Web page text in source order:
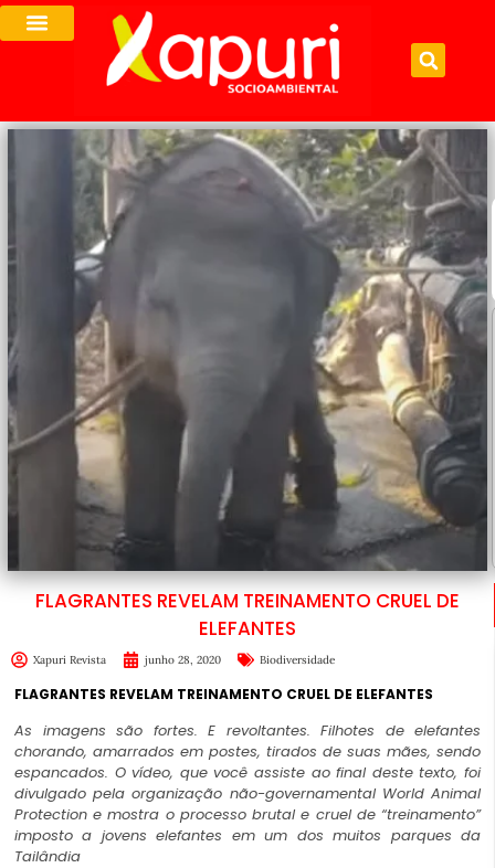
FLAGRANTES REVELAM TREINAMENTO CRUEL DE
ELEFANTES
Xapuri Revista junho 28, 2020 Biodiversidade
FLAGRANTES REVELAM TREINAMENTO CRUEL DE ELEFANTES
As imagens são fortes. E revoltantes. Filhotes de elefantes
chorando, amarrados em postes, tirados de suas mães, sendo
espancados. O vídeo, que você assiste ao final deste texto, foi
divulgado pela organização não-governamental World Animal
Protection e mostra o processo brutal e cruel de “treinamento”
imposto a jovens elefantes em um dos muitos parques da
Tailândia